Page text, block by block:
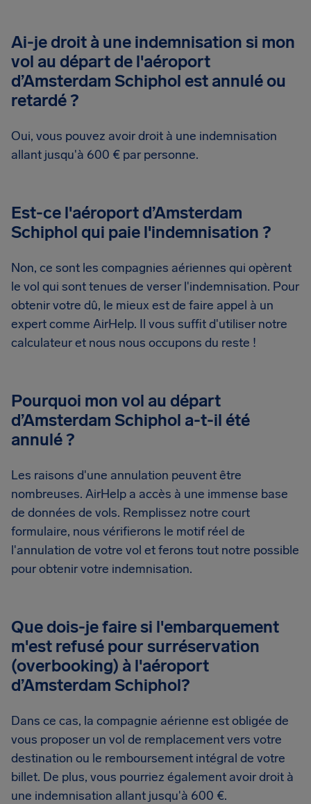
Ai-je droit à une indemnisation si mon
vol au départ de l'aéroport
d’Amsterdam Schiphol est annulé ou
retardé ?
Oui, vous pouvez avoir droit à une indemnisation
allant jusqu'à 600 € par personne.
Est-ce l'aéroport d’Amsterdam
Schiphol qui paie l'indemnisation ?
Non, ce sont les compagnies aériennes qui opèrent
le vol qui sont tenues de verser l'indemnisation. Pour
obtenir votre dû, le mieux est de faire appel à un
expert comme AirHelp. Il vous suffit d'utiliser notre
calculateur et nous nous occupons du reste !
Pourquoi mon vol au départ
d’Amsterdam Schiphol a-t-il été
annulé ?
Les raisons d'une annulation peuvent être
nombreuses. AirHelp a accès à une immense base
de données de vols. Remplissez notre court
formulaire, nous vérifierons le motif réel de
l'annulation de votre vol et ferons tout notre possible
pour obtenir votre indemnisation.
Que dois-je faire si l'embarquement
m'est refusé pour surréservation
(overbooking) à l'aéroport
d’Amsterdam Schiphol?
Dans ce cas, la compagnie aérienne est obligée de
vous proposer un vol de remplacement vers votre
destination ou le remboursement intégral de votre
billet. De plus, vous pourriez également avoir droit à
une indemnisation allant jusqu'à 600 €.